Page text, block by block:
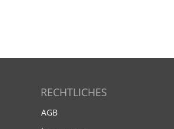
RECHTLICHES
AGB